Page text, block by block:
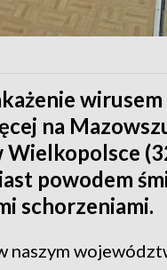
wirusem
na
Wielkopolsce
powodem
schorzeniami.
naszym